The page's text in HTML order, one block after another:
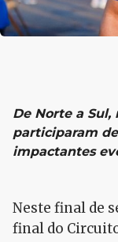
De Norte a Sul,
participaram
impactantes
Neste final de
final do